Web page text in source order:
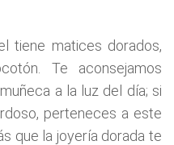
tiene matices dorados,
Te aconsejamos
a la luz del día; si
perteneces a este
que la joyería dorada te